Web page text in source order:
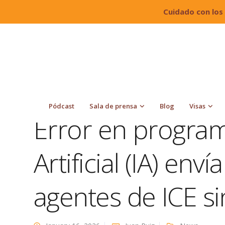
Cuidado con
Pódcast Sala de prensa Blog Visas
agentes de ICE sin capacitación
Error en
Artificial (IA)
agentes de ICE